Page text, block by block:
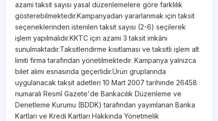
azami taksit sayısı yasal düzenlemelere göre farklılık
gösterebilmektedir.Kampanyadan yararlanmak için taksit
seçeneklerinden istenilen taksit sayısı (2-6) seçilerek
işlem yapılmalıdır.KKTC için azami 3 taksit imkânı
sunulmaktadır.Taksitlendirme kısıtlaması ve taksitli işlem alt
limiti firma tarafından yönetilmektedir. Kampanya yalnızca
bilet alımı esnasında geçerlidir.Ürün gruplarında
uygulanacak taksit adetleri 10 Mart 2007 tarihinde 26458
numaralı Resmî Gazete'de Bankacılık Düzenleme ve
Denetleme Kurumu (BDDK) tarafından yayımlanan Banka
Kartları ve Kredi Kartları Hakkında Yönetmelik